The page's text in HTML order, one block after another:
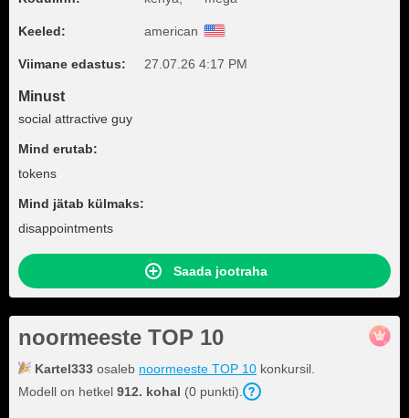
Keeled: american
Viimane edastus: 27.07.26 4:17 PM
Minust
social attractive guy
Mind erutab:
tokens
Mind jätab külmaks:
disappointments
Saada jootraha
noormeeste TOP 10
Kartel333 osaleb noormeeste TOP 10 konkursil.
Modell on hetkel 912. kohal (0 punkti).